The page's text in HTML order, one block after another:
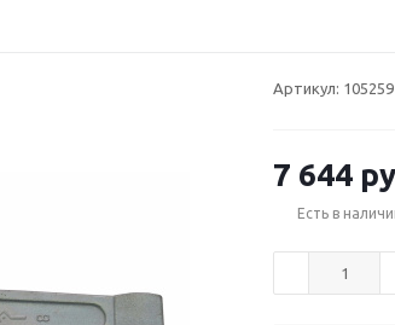
Артикул: 105259
7 644
Есть в